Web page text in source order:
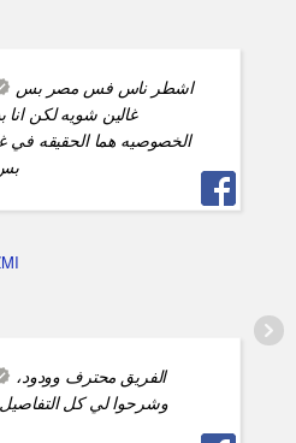
اشطر ناس فس مصر بس
غالين شويه لكن
الخصوصيه هما الحقيقه في
الفريق محترف وودود،
وشرحوا لي كل